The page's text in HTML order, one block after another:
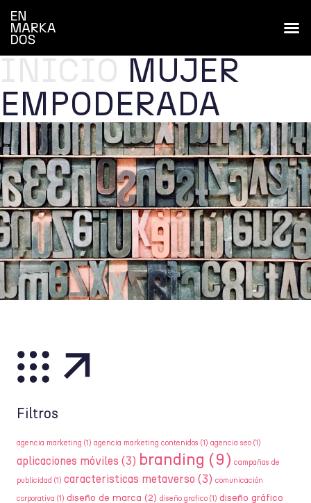
MUJER
EMPODERADA
Filtros
agencia marketing (1) agencia marketing contenidos (1) agencia seo (1)
aplicaciones móviles (3) branding (9) campañas de
publicidad (1) caracteristicas metaverso (3) comunicación
corporativa (1) diseño de marca (2) diseño grafico (1) diseño gráfico